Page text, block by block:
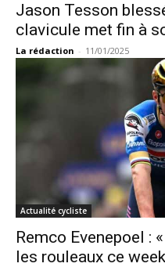
Jason Tesson
clavicule met fin à
La rédaction - 11/01/2025
Actualité cycliste
Remco Evenepoel :
les rouleaux ce